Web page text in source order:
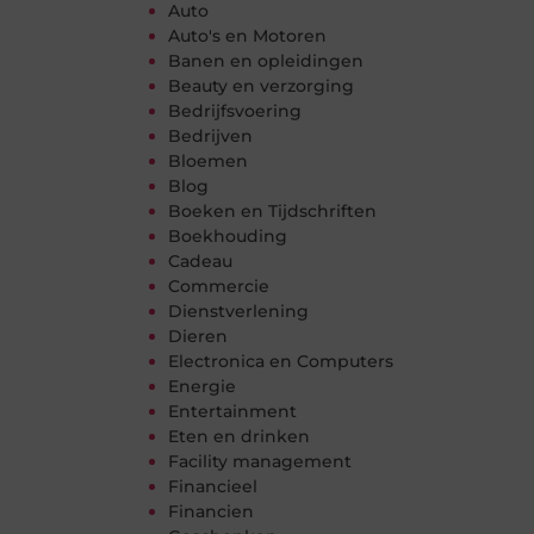
Auto
Auto's en Motoren
Banen en opleidingen
Beauty en verzorging
Bedrijfsvoering
Bedrijven
Bloemen
Blog
Boeken en Tijdschriften
Boekhouding
Cadeau
Commercie
Dienstverlening
Dieren
Electronica en Computers
Energie
Entertainment
Eten en drinken
Facility management
Financieel
Financien